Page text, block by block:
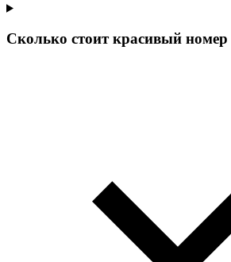
Сколько стоит красивый